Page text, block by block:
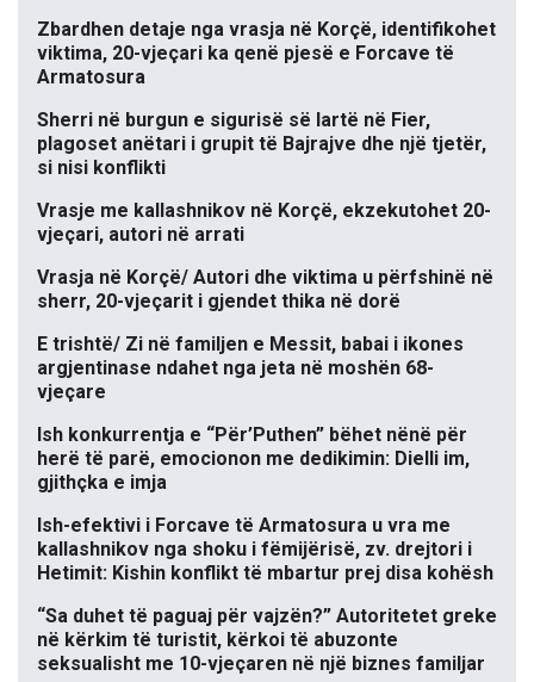
Zbardhen detaje nga vrasja në Korçë, identifikohet
viktima, 20-vjeçari ka qenë pjesë e Forcave të
Armatosura
Sherri në burgun e sigurisë së lartë në Fier,
plagoset anëtari i grupit të Bajrajve dhe një tjetër,
si nisi konflikti
Vrasje me kallashnikov në Korçë, ekzekutohet 20-
vjeçari, autori në arrati
Vrasja në Korçë/ Autori dhe viktima u përfshinë në
sherr, 20-vjeçarit i gjendet thika në dorë
E trishtë/ Zi në familjen e Messit, babai i ikones
argjentinase ndahet nga jeta në moshën 68-
vjeçare
Ish konkurrentja e “Për’Puthen” bëhet nënë për
herë të parë, emocionon me dedikimin: Dielli im,
gjithçka e imja
Ish-efektivi i Forcave të Armatosura u vra me
kallashnikov nga shoku i fëmijërisë, zv. drejtori i
Hetimit: Kishin konflikt të mbartur prej disa kohësh
“Sa duhet të paguaj për vajzën?” Autoritetet greke
në kërkim të turistit, kërkoi të abuzonte
seksualisht me 10-vjeçaren në një biznes familjar